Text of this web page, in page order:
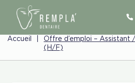
Accueil
Offre d’emploi – Assistant
(H/F)